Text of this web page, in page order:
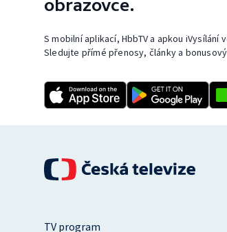
obrazovce.
S mobilní aplikací, HbbTV a apkou
Sledujte přímé přenosy, články a
TV program